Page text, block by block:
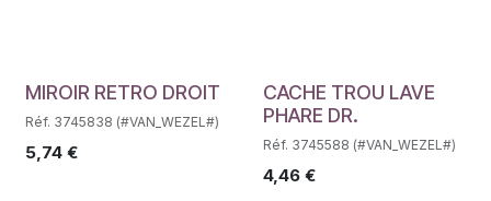
Déstockage
MIROIR RETRO DROIT
Réf. 3745838 (#VAN_WEZEL#)
5,74 €
Déstockage
CACHE TROU LAVE
PHARE DR.
Réf. 3745588 (#VAN_WEZEL#)
4,46€